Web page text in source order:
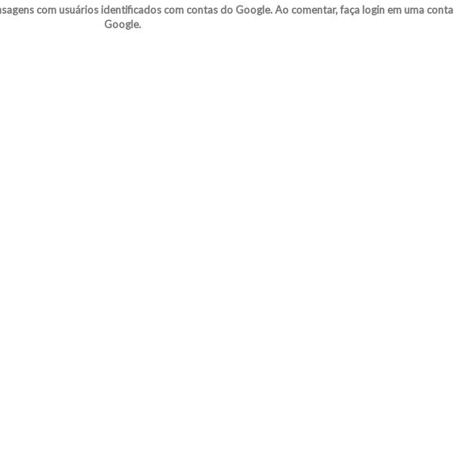
com usuários identificados com contas do Google. Ao comentar, faça login em uma conta
Google.